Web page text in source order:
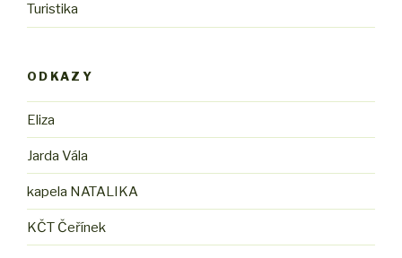
Turistika
ODKAZY
Eliza
Jarda Vála
kapela NATALIKA
KČT Čeřínek